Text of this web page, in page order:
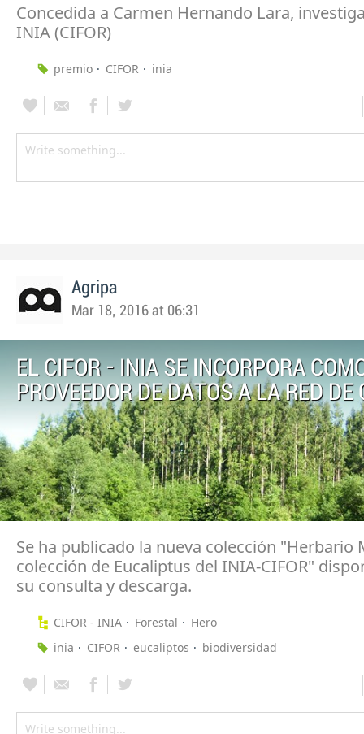
Concedida a Carmen Hernando Lara,
INIA (CIFOR)
premio CIFOR inia
Agripa
Mar 18, 2016 at 06:31
EL CIFOR - INIA SE INCORPORA
PROVEEDOR DE DATOS A LA RED DE
Se ha publicado la nueva colección "Herbario
colección de Eucaliptus del INIA-CIFOR"
su consulta y descarga.
CIFOR - INIA Forestal
Hero
inia
CIFOR eucaliptos biodiversidad